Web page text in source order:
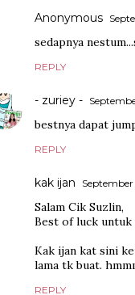
Anonymous
sedapnya
REPLY
- zuriey -
bestnya dapat
REPLY
kak ijan September
Salam Cik Suzlin,
Best of luck untuk
Kak ijan kat sini
lama tk buat.
REPLY